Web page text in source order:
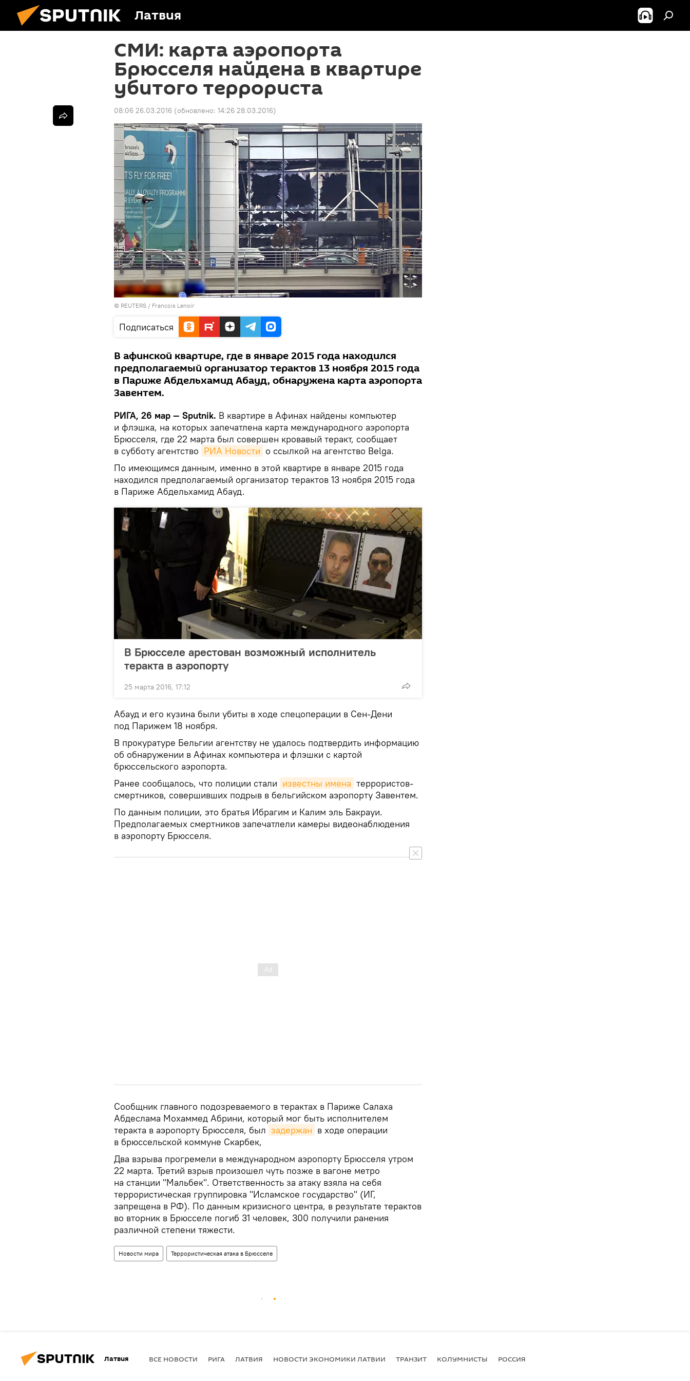
Латвия
СМИ: карта аэропорта
Брюсселя найдена в квартире
убитого террориста
08:06 26.03.2016 (обновлено: 14:26 28.03.2016)
© REUTERS / Francois Lenoir
Подписаться
В афинской квартире, где в январе 2015 года находился
предполагаемый организатор терактов 13 ноября 2015 года
в Париже Абдельхамид Абауд, обнаружена карта аэропорта
Завентем.
РИГА, 26 мар — Sputnik. В квартире в Афинах найдены компьютер
и флэшка, на которых запечатлена карта международного аэропорта
Брюсселя, где 22 марта был совершен кровавый теракт, сообщает
в субботу агентство РИА Новости о ссылкой на агентство Belga.
По имеющимся данным, именно в этой квартире в январе 2015 года
находился предполагаемый организатор терактов 13 ноября 2015 года
в Париже Абдельхамид Абауд.
В Брюсселе арестован возможный исполнитель
теракта в аэропорту
25 марта 2016, 17:12
Абауд и его кузина были убиты в ходе спецоперации в Сен-Дени
под Парижем 18 ноября.
В прокуратуре Бельгии агентству не удалось подтвердить информацию
об обнаружении в Афинах компьютера и флэшки с картой
брюссельского аэропорта.
Ранее сообщалось, что полиции стали известны имена террористов-
смертников, совершивших подрыв в бельгийском аэропорту Завентем.
По данным полиции, это братья Ибрагим и Калим эль Бакрауи.
Предполагаемых смертников запечатлели камеры видеонаблюдения
в аэропорту Брюсселя.
Сообщник главного подозреваемого в терактах в Париже Салаха
Абдеслама Мохаммед Абрини, который мог быть исполнителем
теракта в аэропорту Брюсселя, был задержан в ходе операции
в брюссельской коммуне Скарбек,
Два взрыва прогремели в международном аэропорту Брюсселя утром
22 марта. Третий взрыв произошел чуть позже в вагоне метро
на станции "Мальбек". Ответственность за атаку взяла на себя
террористическая группировка "Исламское государство" (ИГ,
запрещена в РФ). По данным кризисного центра, в результате терактов
во вторник в Брюсселе погиб 31 человек, 300 получили ранения
различной степени тяжести.
Новости мира Террористическая атака в Брюсселе
Латвия ВСЕ НОВОСТИ РИГА ЛАТВИЯ НОВОСТИ ЭКОНОМИКИ ЛАТВИИ ТРАНЗИТ КОЛУМНИСТЫ РОССИЯ